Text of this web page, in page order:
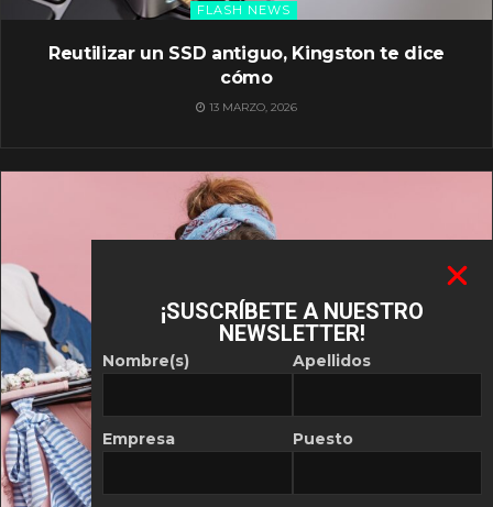
FLASH NEWS
Reutilizar un SSD antiguo, Kingston te dice
cómo
13 MARZO, 2026
¡SUSCRÍBETE A NUESTRO
NEWSLETTER!
Nombre(s)
Empresa
Apellidos
Puesto